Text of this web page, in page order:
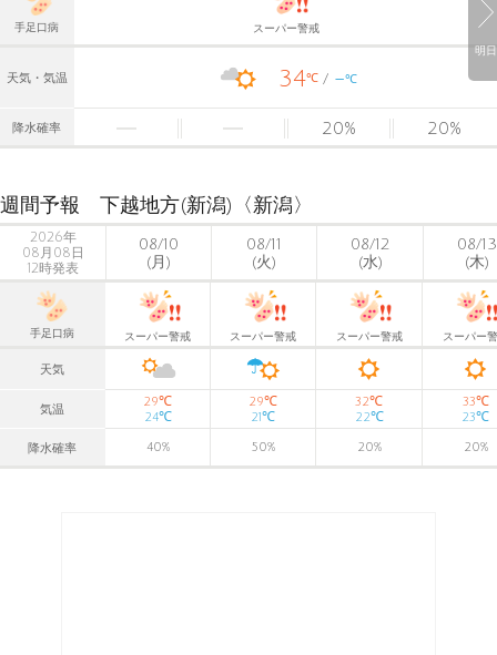
明日
手足口病 スーパー警戒
天気・気温 34℃ -℃
降水確率 20% 20%
週間予報 下越地方(新潟)〈新潟〉
2026年
08月08日
12時発表
08/10
(月)
08/11
(火)
08/12
(水)
08/13
(木)
手足口病 スーパー警戒 スーパー警戒 スーパー警戒 スーパー
天気
気温
29℃
24℃
29℃
21℃
32℃
22℃
33℃
23℃
降水確率 40% 50% 20% 20%